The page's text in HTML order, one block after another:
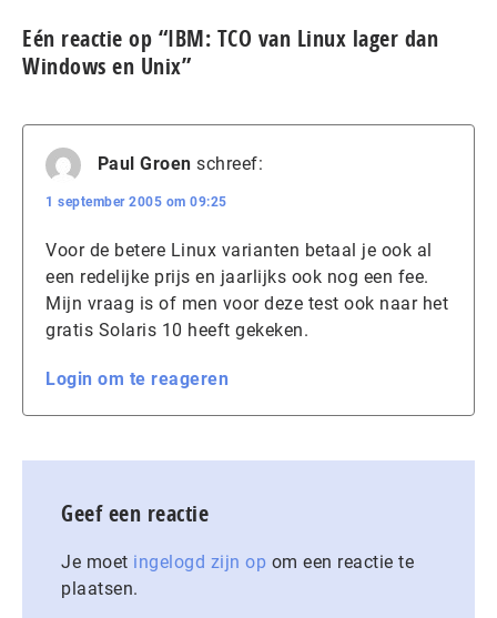
Eén reactie op “IBM: TCO van Linux lager dan
Windows en Unix”
Paul Groen schreef:
1 september 2005 om 09:25
Voor de betere Linux varianten betaal je ook al
een redelijke prijs en jaarlijks ook nog een fee.
Mijn vraag is of men voor deze test ook naar het
gratis Solaris 10 heeft gekeken.
Login om te reageren
Geef een reactie
Je moet ingelogd zijn op om een reactie te
plaatsen.